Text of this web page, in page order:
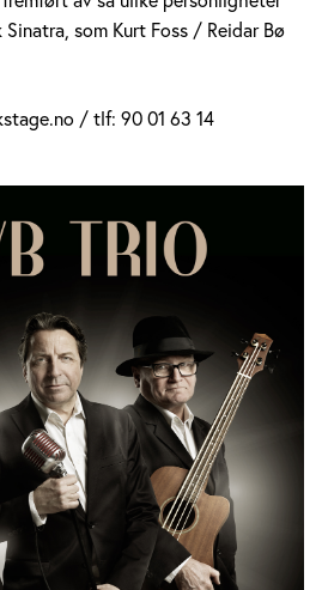
Sinatra, som Kurt Foss / Reidar Bø
/ tlf: 90 01 63 14